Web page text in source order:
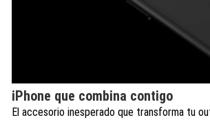
iPhone que combina contigo
El accesorio inesperado que transforma tu